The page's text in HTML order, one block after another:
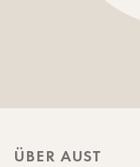
ÜBER AUST